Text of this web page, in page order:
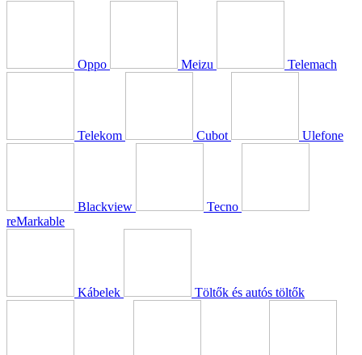
Oppo Meizu Telemach
Telekom Cubot Ulefone
Blackview
Tecno
reMarkable
Kábelek Töltők és autós töltők